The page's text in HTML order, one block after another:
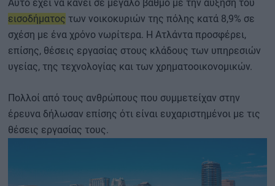
Αυτό έχει να κάνει σε μεγάλο βαθμό με την αύξηση του
εισοδήματος των νοικοκυριών της πόλης κατά 8,9% σε
σχέση με ένα χρόνο νωρίτερα. Η Ατλάντα προσφέρει,
επίσης, θέσεις εργασίας στους κλάδους των υπηρεσιών
υγείας, της τεχνολογίας και των χρηματοοικονομικών.
Πολλοί από τους ανθρώπους που συμμετείχαν στην
έρευνα δήλωσαν επίσης ότι είναι ευχαριστημένοι με τις
θέσεις εργασίας τους.